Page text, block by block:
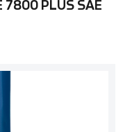
7800 PLUS SAE